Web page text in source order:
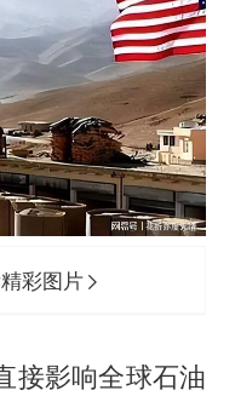
彩图片
接影响全球石油